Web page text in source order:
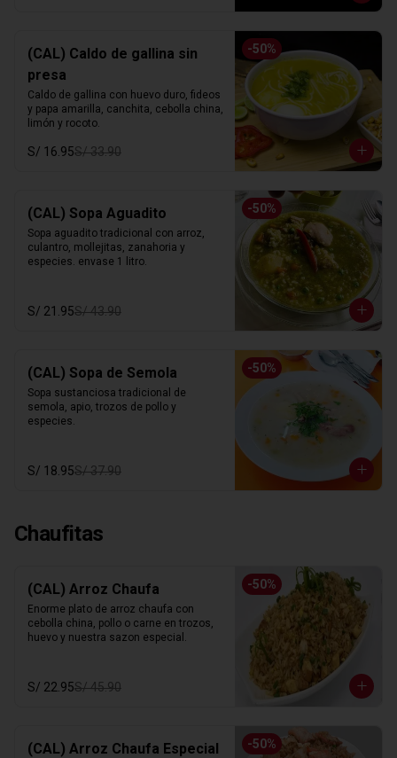
-50%
(CAL) Caldo de gallina sin
presa
Caldo de gallina con huevo duro, fideos
y papa amarilla, canchita, cebolla china,
limón y rocoto.
S/ 16.95S/ 33.90
-50%
(CAL) Sopa Aguadito
Sopa aguadito tradicional con arroz,
culantro, mollejitas, zanahoria y
especies. envase 1 litro.
S/ 21.95S/ 43.90
-50%
(CAL) Sopa de Semola
Sopa sustanciosa tradicional de
semola, apio, trozos de pollo y
especies.
S/ 18.95S/ 37.90
Chaufitas
-50%
(CAL) Arroz Chaufa
Enorme plato de arroz chaufa con
cebolla china, pollo o carne en trozos,
huevo y nuestra sazon especial.
S/ 22.95S/ 45.90
-50%
(CAL) Arroz Chaufa Especial